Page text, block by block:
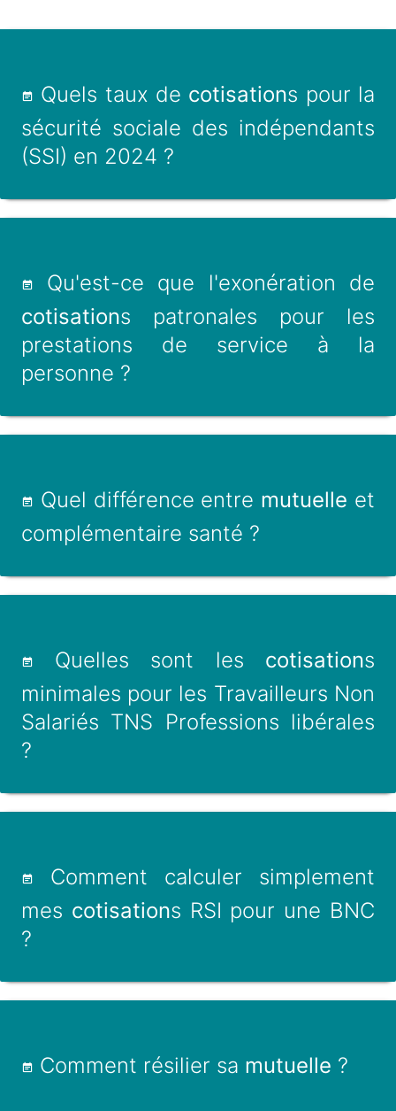
Quels taux de cotisations pour la
sécurité sociale des indépendants
(SSI) en 2024 ?
Qu'est-ce que l'exonération de
cotisations patronales pour les
prestations de service à la
personne ?
Quel différence entre mutuelle et
complémentaire santé ?
Quelles sont les cotisations
minimales pour les Travailleurs Non
Salariés TNS Professions libérales
?
Comment calculer simplement
mes cotisations RSI pour une BNC
?
Comment résilier sa mutuelle ?